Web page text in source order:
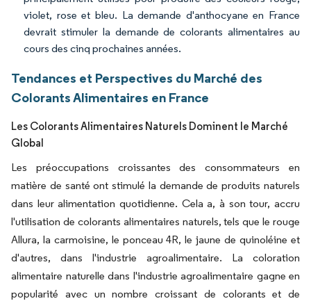
violet, rose et bleu. La demande d'anthocyane en France
devrait stimuler la demande de colorants alimentaires au
cours des cinq prochaines années.
Tendances et Perspectives du Marché des
Colorants Alimentaires en France
Les Colorants Alimentaires Naturels Dominent le Marché
Global
Les préoccupations croissantes des consommateurs en
matière de santé ont stimulé la demande de produits naturels
dans leur alimentation quotidienne. Cela a, à son tour, accru
l'utilisation de colorants alimentaires naturels, tels que le rouge
Allura, la carmoisine, le ponceau 4R, le jaune de quinoléine et
d'autres, dans l'industrie agroalimentaire. La coloration
alimentaire naturelle dans l'industrie agroalimentaire gagne en
popularité avec un nombre croissant de colorants et de